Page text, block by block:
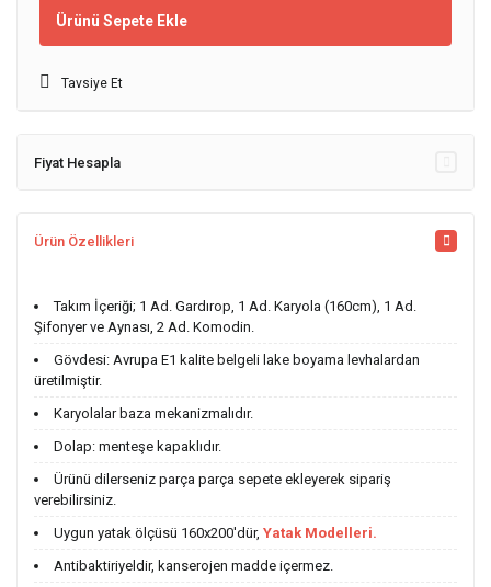
Ürünü Sepete Ekle
Tavsiye Et
Fiyat Hesapla
Ürün Özellikleri
Takım İçeriği; 1 Ad. Gardırop, 1 Ad. Karyola (160cm), 1 Ad.
Şifonyer ve Aynası, 2 Ad. Komodin.
Gövdesi: Avrupa E1 kalite belgeli lake boyama levhalardan
üretilmiştir.
Karyolalar baza mekanizmalıdır.
Dolap: menteşe kapaklıdır.
Ürünü dilerseniz parça parça sepete ekleyerek sipariş
verebilirsiniz.
Uygun yatak ölçüsü 160x200'dür, Yatak Modelleri.
Antibaktiriyeldir, kanserojen madde içermez.